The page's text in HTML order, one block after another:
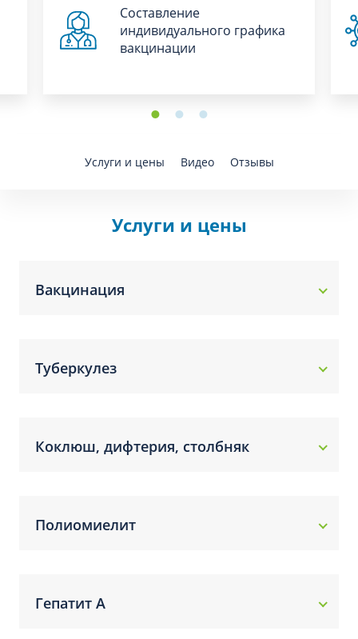
Составление
индивидуального графика
вакцинации
Услуги и цены Видео Отзывы
Услуги и цены
Вакцинация
Туберкулез
Коклюш, дифтерия, столбняк
Полиомиелит
Гепатит А